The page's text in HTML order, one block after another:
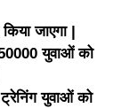
जाएगा |
युवाओं को
युवाओं को